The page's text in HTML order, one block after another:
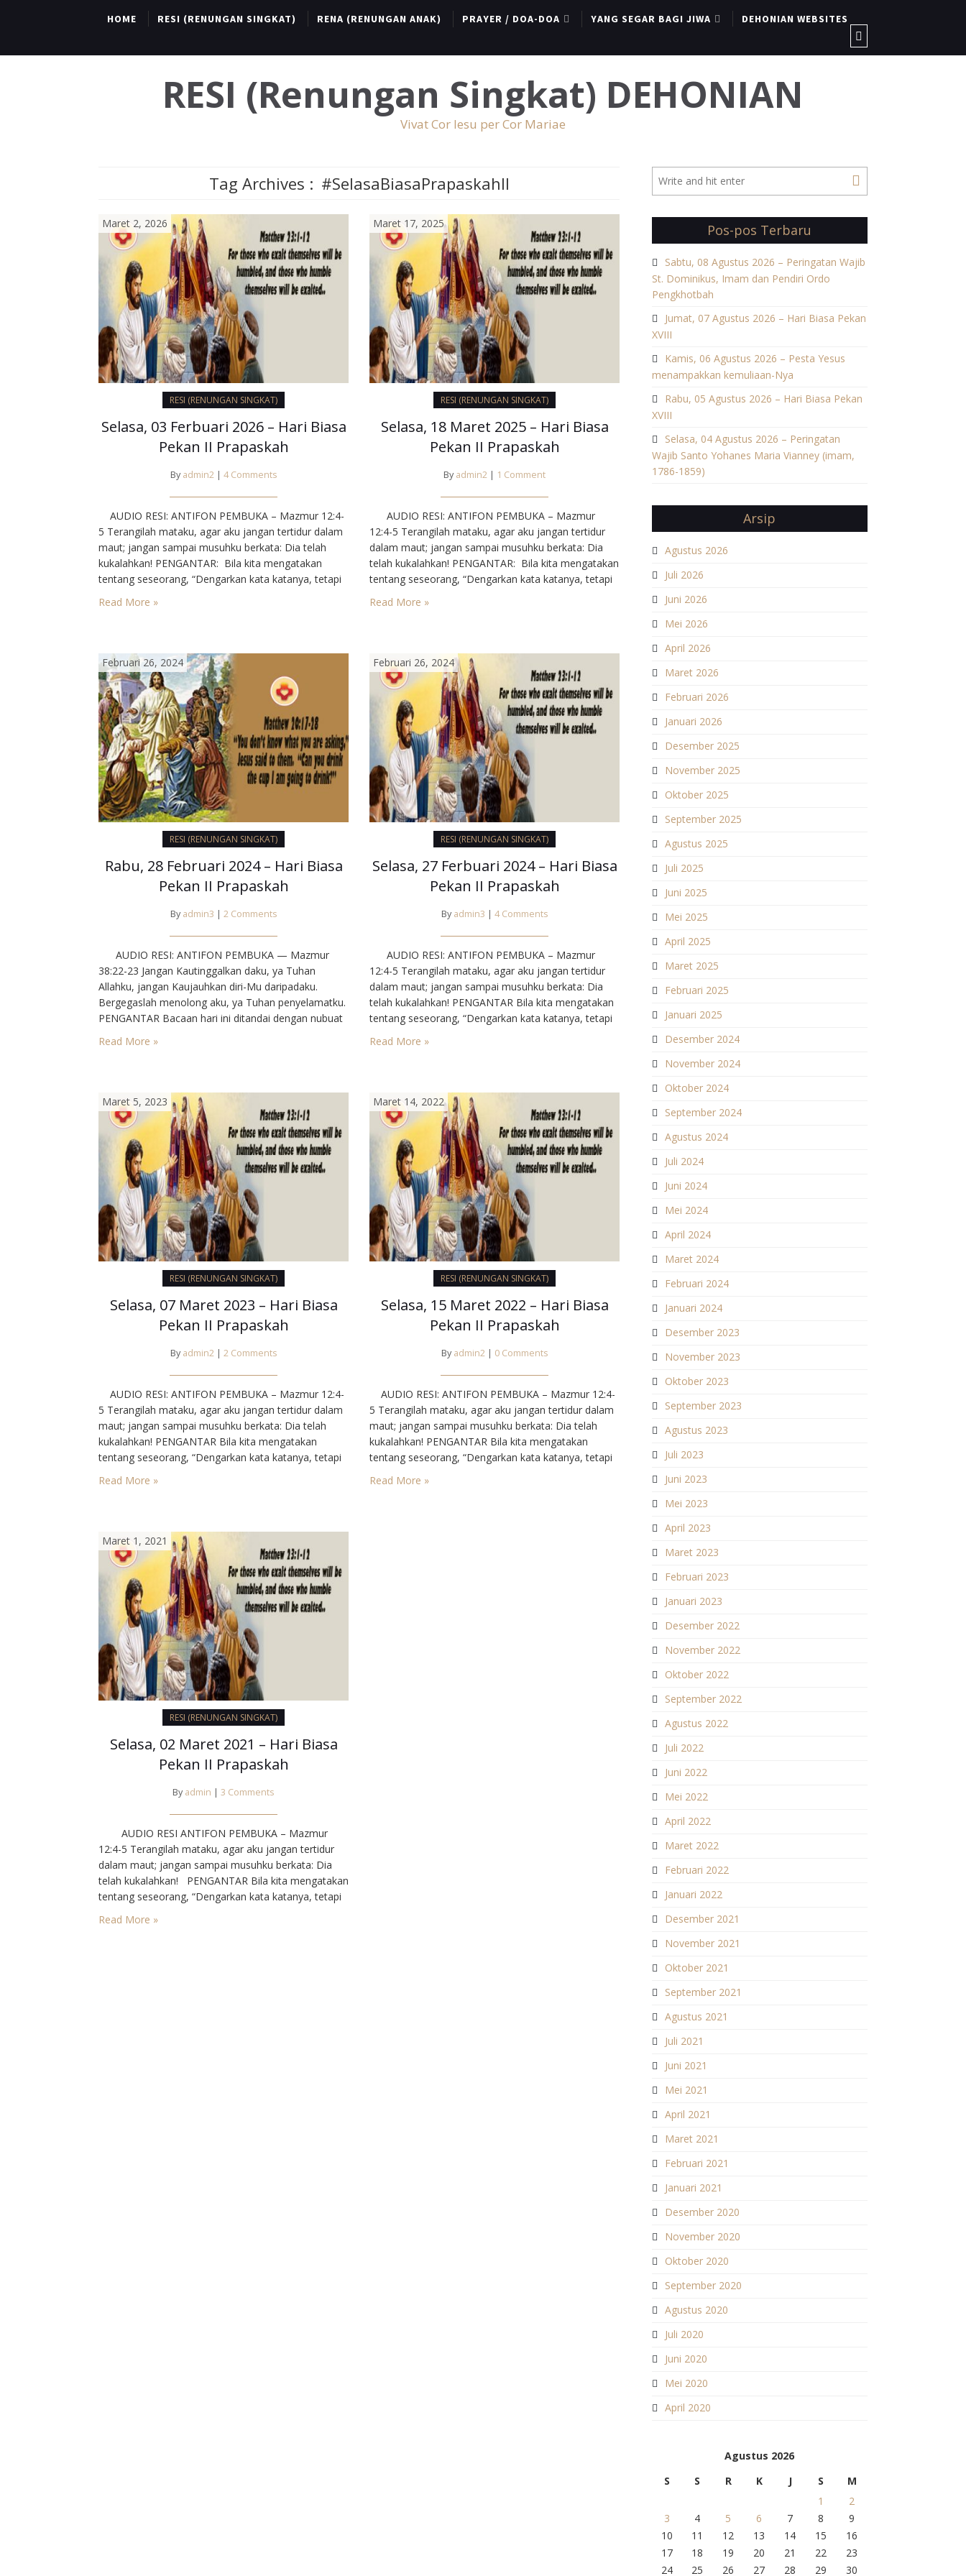
HOME RESI (RENUNGAN SINGKAT) RENA (RENUNGAN ANAK) PRAYER / DOA-DOA YANG SEGAR BAGI JIWA DEHONIAN WEBSITES
RESI (Renungan Singkat) DEHONIAN
Vivat Cor Iesu per Cor Mariae
Tag Archives : #SelasaBiasaPrapaskahII
Maret 2, 2026
RESI (RENUNGAN SINGKAT)
Selasa, 03 Ferbuari 2026 – Hari Biasa
Pekan II Prapaskah
By admin2 | 4 Comments
AUDIO RESI: ANTIFON PEMBUKA – Mazmur 12:4-
5⁣ Terangilah mataku, agar aku jangan tertidur dalam
maut; jangan sampai musuhku berkata: Dia telah
kukalahkan!⁣ PENGANTAR⁣: Bila kita mengatakan
tentang seseorang, “Dengarkan kata katanya, tetapi
jangan lihat tingkah lakunya”, maka kita telah
mengadili dia. Sebab dalam lubuk hati, kita
Read More »
Maret 17, 2025
RESI (RENUNGAN SINGKAT)
Selasa, 18 Maret 2025 – Hari Biasa
Pekan II Prapaskah
By admin2 | 1 Comment
AUDIO RESI: ANTIFON PEMBUKA – Mazmur
12:4-5⁣ Terangilah mataku, agar aku jangan tertidur
dalam maut; jangan sampai musuhku berkata: Dia
telah kukalahkan!⁣ PENGANTAR⁣: Bila kita mengatakan
tentang seseorang, “Dengarkan kata katanya, tetapi
jangan lihat tingkah lakunya”, maka kita telah
mengadili dia. Sebab dalam lubuk hati, kita
Read More »
Februari 26, 2024
RESI (RENUNGAN SINGKAT)
Rabu, 28 Februari 2024 – Hari Biasa
Pekan II Prapaskah
By admin3 | 2 Comments
AUDIO RESI: ANTIFON PEMBUKA — Mazmur
38:22-23⁣ Jangan Kautinggalkan daku, ya Tuhan
Allahku, jangan Kaujauhkan diri-Mu daripadaku.
Bergegaslah menolong aku, ya Tuhan penyelamatku.⁣
PENGANTAR⁣ Bacaan hari ini ditandai dengan nubuat
penderitaan. Nabi Yeremia merasa terancam. Yesus
menubuatkan penderitaan-Nya. Ambisi ibunda dua
melayani,…
Read More »
Februari 26, 2024
RESI (RENUNGAN SINGKAT)
Selasa, 27 Ferbuari 2024 – Hari Biasa
Pekan II Prapaskah
By admin3 | 4 Comments
AUDIO RESI: ANTIFON PEMBUKA – Mazmur
12:4-5⁣ Terangilah mataku, agar aku jangan tertidur
dalam maut; jangan sampai musuhku berkata: Dia
telah kukalahkan!⁣ PENGANTAR⁣ Bila kita mengatakan
tentang seseorang, “Dengarkan kata katanya, tetapi
jangan lihat tingkah lakunya”, maka kita telah
mengadili dia. Sebab dalam lubuk hati, kita
Read More »
Maret 5, 2023
RESI (RENUNGAN SINGKAT)
Selasa, 07 Maret 2023 – Hari Biasa
Pekan II Prapaskah
By admin2 | 2 Comments
AUDIO RESI: ANTIFON PEMBUKA – Mazmur 12:4-
5⁣ Terangilah mataku, agar aku jangan tertidur dalam
maut; jangan sampai musuhku berkata: Dia telah
kukalahkan!⁣ PENGANTAR⁣ Bila kita mengatakan
tentang seseorang, “Dengarkan kata katanya, tetapi
jangan lihat tingkah lakunya”, maka kita telah
mengadili dia. Sebab dalam lubuk hati, kita
Read More »
Maret 14, 2022
RESI (RENUNGAN SINGKAT)
Selasa, 15 Maret 2022 – Hari Biasa
Pekan II Prapaskah
By admin2 | 0 Comments
AUDIO RESI: ANTIFON PEMBUKA – Mazmur 12:4-
5⁣ Terangilah mataku, agar aku jangan tertidur dalam
maut; jangan sampai musuhku berkata: Dia telah
kukalahkan!⁣ PENGANTAR⁣ Bila kita mengatakan
tentang seseorang, “Dengarkan kata katanya, tetapi
jangan lihat tingkah lakunya”, maka kita telah
mengadili dia. Sebab dalam lubuk hati, kita
Read More »
Maret 1, 2021
RESI (RENUNGAN SINGKAT)
Selasa, 02 Maret 2021 – Hari Biasa
Pekan II Prapaskah
By admin | 3 Comments
AUDIO RESI ANTIFON PEMBUKA – Mazmur
12:4-5⁣ Terangilah mataku, agar aku jangan tertidur
dalam maut; jangan sampai musuhku berkata: Dia
telah kukalahkan!⁣ PENGANTAR⁣ Bila kita mengatakan
tentang seseorang, “Dengarkan kata katanya, tetapi
jangan lihat tingkah lakunya”, maka kita telah
mengadili dia. Sebab dalam lubuk hati, kita
Read More »
Pos-pos Terbaru
Sabtu, 08 Agustus 2026 – Peringatan Wajib
St. Dominikus, Imam dan Pendiri Ordo
Pengkhotbah
Jumat, 07 Agustus 2026 – Hari Biasa Pekan
XVIII
Kamis, 06 Agustus 2026 – Pesta Yesus
menampakkan kemuliaan-Nya
Rabu, 05 Agustus 2026 – Hari Biasa Pekan
XVIII
Selasa, 04 Agustus 2026 – Peringatan
Wajib Santo Yohanes Maria Vianney (imam,
1786-1859)
Arsip
Agustus 2026
Juli 2026
Juni 2026
Mei 2026
April 2026
Maret 2026
Februari 2026
Januari 2026
Desember 2025
November 2025
Oktober 2025
September 2025
Agustus 2025
Juli 2025
Juni 2025
Mei 2025
April 2025
Maret 2025
Februari 2025
Januari 2025
Desember 2024
November 2024
Oktober 2024
September 2024
Agustus 2024
Juli 2024
Juni 2024
Mei 2024
April 2024
Maret 2024
Februari 2024
Januari 2024
Desember 2023
November 2023
Oktober 2023
September 2023
Agustus 2023
Juli 2023
Juni 2023
Mei 2023
April 2023
Maret 2023
Februari 2023
Januari 2023
Desember 2022
November 2022
Oktober 2022
September 2022
Agustus 2022
Juli 2022
Juni 2022
Mei 2022
April 2022
Maret 2022
Februari 2022
Januari 2022
Desember 2021
November 2021
Oktober 2021
September 2021
Agustus 2021
Juli 2021
Juni 2021
Mei 2021
April 2021
Maret 2021
Februari 2021
Januari 2021
Desember 2020
November 2020
Oktober 2020
September 2020
Agustus 2020
Juli 2020
Juni 2020
Mei 2020
April 2020
Agustus 2026
S
S R K J S
M
1
2
3
4 5 6 7 8
9
10
11 12 13 14 15
16
17
18 19 20 21 22
23
24
25 26 27 28 29 30